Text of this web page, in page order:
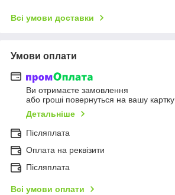
Всі умови доставки
Умови оплати
Ви отримаєте замовлення
або гроші повернуться на вашу картку
Детальніше
Післяплата
Оплата на реквізити
Післяплата
Всі умови оплати